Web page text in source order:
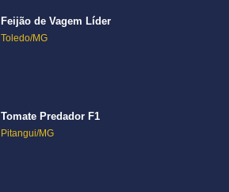
Feijão de Vagem Líder
Toledo/MG
Tomate Predador F1
Pitangui/MG